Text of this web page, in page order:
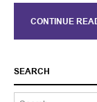
CONTINUE
SEARCH